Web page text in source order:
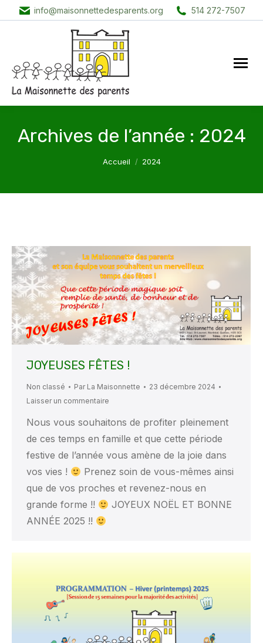
info@maisonnettedesparents.org 514 272-7507
Archives de l’année : 2024
Vous êtes ici :
Accueil 2024
JOYEUSES FÊTES !
Non classé Par La Maisonnette
23 décembre 2024
Laisser un commentaire
Nous vous souhaitons de profiter pleinement
de ces temps en famille et que cette période
festive de l’année vous amène de la joie dans
vos vies !
Prenez soin de vous-mêmes ainsi
que de vos proches et revenez-nous en
grande forme !!
JOYEUX NOËL ET BONNE
ANNÉE 2025 !!